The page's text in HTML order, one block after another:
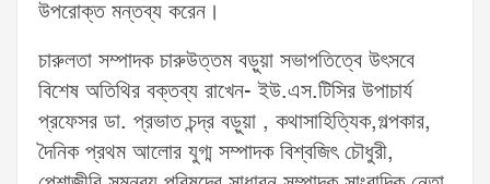
উপরোক্ত মন্তব্য করেন।
চারুলতা সম্পাদক চারুউত্তম বড়ুয়া সভাপতিত্বে উৎসবে
বিশেষ অতিথির বক্তব্য রাখেন- ইউ.এস.টিসির উপাচার্য
প্রফেসর ডা. প্রভাত চন্দ্র বড়ুয়া , কথাসাহিত্যিক,গল্পকার,
দৈনিক প্রথম আলোর যুগ্ম সম্পাদক বিশ্বজিৎ চৌধুরী,